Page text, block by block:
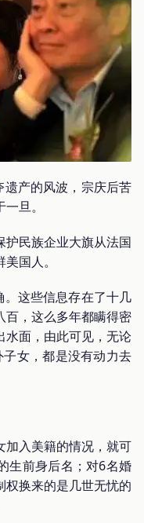
遗产的风波，宗庆后苦
旦。
护民族企业大旗从法国
国人。
。这些信息存在了十几
百，这么多年都瞒得密
水面，由此可见，无论
女，都是没有动力去
加入美籍的情况，就可
生前身后名；对6名婚
换来的是几世无忧的